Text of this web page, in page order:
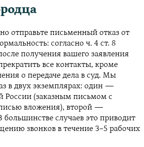
отправьте письменный отказ от
согласно ч. 4 ст. 8
получения вашего заявления
все контакты, кроме
о передаче дела в суд. Мы
в двух экземплярах: один —
России (заказным письмом с
вложения), второй —
большинстве случаев это приводит
звонков в течение 3–5 рабочих